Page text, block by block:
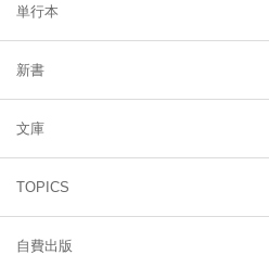
単行本
新書
文庫
TOPICS
自費出版